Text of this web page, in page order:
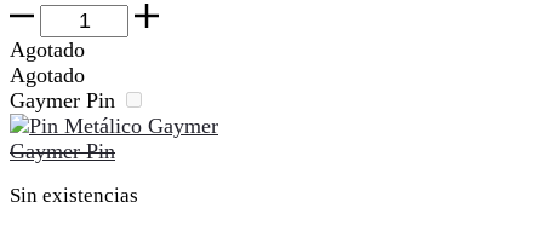
Barbie
Logo
Pin
cantidad
Agotado
Agotado
Gaymer Pin
Gaymer Pin
Sin existencias